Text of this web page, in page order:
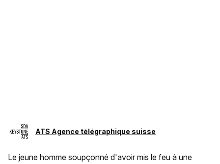
ATS Agence télégraphique suisse
Le jeune homme soupçonné d'avoir mis le feu à une